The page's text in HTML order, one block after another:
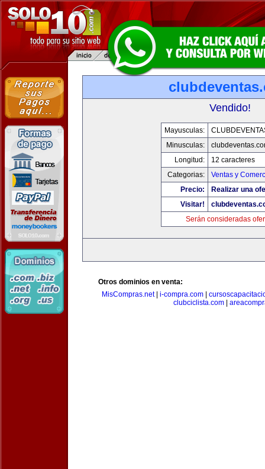
Vendido!
Mayusculas:
Minusculas:
Longitud:
12 caracteres
Categorias:
Ventas y
Precio:
Realizar una
Visitar!
Serán consideradas
Otros dominios en venta:
MisCompras.net| i-compra.com|
clubciclista.com|